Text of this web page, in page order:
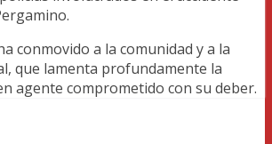
conmovido a la comunidad y a la
que lamenta profundamente la
agente comprometido con su deber.